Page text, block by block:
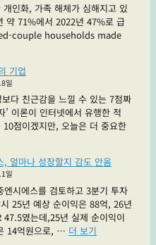
되
는
좋
슈
진
2
라
는
파
약
드
실
래
요?
빨
간
인화, 가족 해체가 심해지고 있
약 71%에서 2022년 47%로 급
couple households made
기업
일
다 친근감을 느낄 수 있는 7점짜
’ 이론이 인터넷에서 유행한 적
점이겠지만, 오늘은 더 중요한
, 얼마나 성장할지 감도 안옴
일
엔시에스를 검토하고 3분기 투자
25년 예상 순이익은 88억, 26년
였는데,25년 실제 순이익이
14억원으로, … 더 보기